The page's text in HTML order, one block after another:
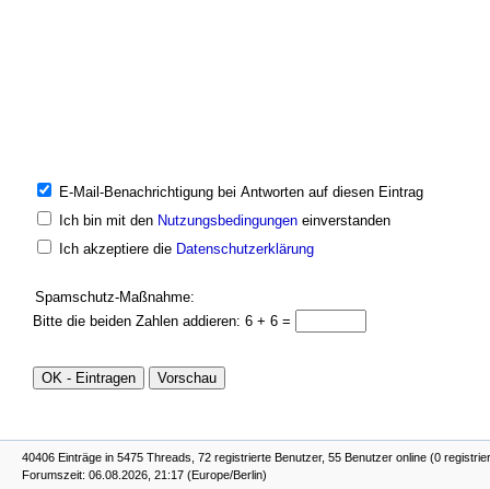
E-Mail-Benachrichtigung bei Antworten auf diesen Eintrag
Ich bin mit den Nutzungsbedingungeneinverstanden
Ich akzeptiere die Datenschutzerklärung
Spamschutz-Maßnahme:
Bitte die beiden Zahlen addieren: 6 + 6 =
40406 Einträge in 5475 Threads, 72 registrierte Benutzer, 55 Benutzer online (0
Forumszeit: 06.08.2026, 21:17 (Europe/Berlin)